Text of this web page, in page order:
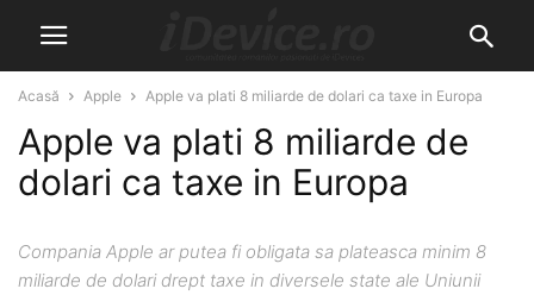
Acasă Apple Apple va plati 8 miliarde de dolari ca taxe in Europa
Apple va plati 8 miliarde de
dolari ca taxe in Europa
Compania Apple ar putea fi obligata sa plateasca minim 8
miliarde de dolari drept taxe in diversele state ale Uniunii